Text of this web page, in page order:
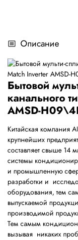
Описание
Бытовой
канального
AMSD-
Китайская компания
крупнейших
составляет свыше 14
системы
и промышленную
разработки и
оборудования, тем
выпускаемой
производимой
Тем самым
вызывая никаких